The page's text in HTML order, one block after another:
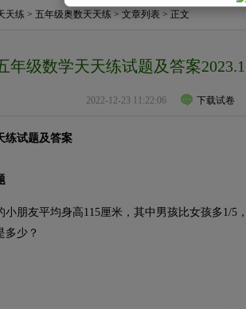
天练 > 五年级奥数天天练 > 文章列表 > 正文
年级数学天天练试题及答案
2022-12-23 11:22:06 下载试卷
试题及答案
友平均身高115厘米，其中男孩比女孩多1/5
多少？